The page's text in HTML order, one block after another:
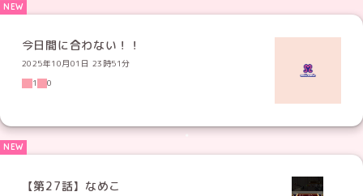
今日間に合わない！！
2025年10月01日 23時51分
1
0
【第27話】なめこ